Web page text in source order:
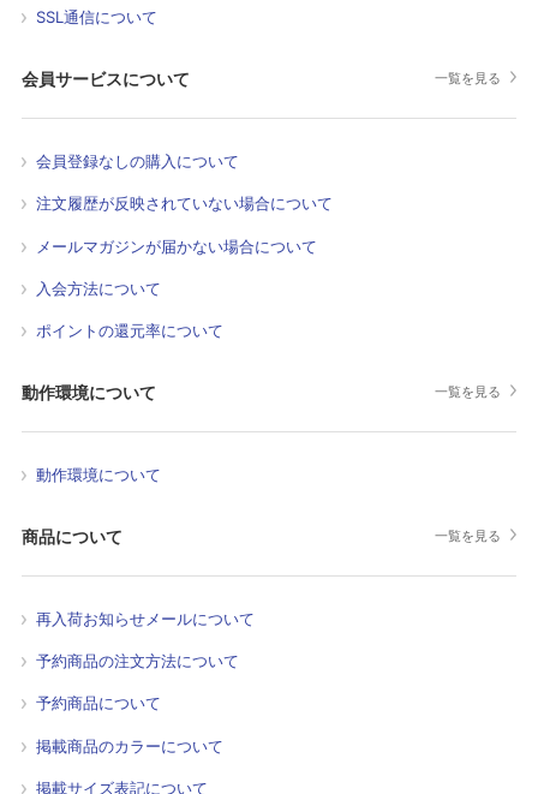
SSL通信について
会員サービスについて 一覧を見る
会員登録なしの購入について
注文履歴が反映されていない場合について
メールマガジンが届かない場合について
入会方法について
ポイントの還元率について
動作環境について 一覧を見る
動作環境について
商品について 一覧を見る
再入荷お知らせメールについて
予約商品の注文方法について
予約商品について
掲載商品のカラーについて
掲載サイズ表記について